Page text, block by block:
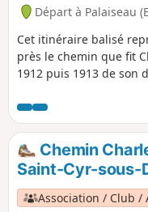
Départ à Palaiseau
Cet itinéraire balisé
près le chemin que fit
1912 puis 1913 de son
passant par Dourdan .
pédestre représente
jalonnés de balises
Le Chemin a été créé
Charles Péguy. Il a
concours du Conseil
Chemin
Saint-Cyr-sous-
Association / Club /